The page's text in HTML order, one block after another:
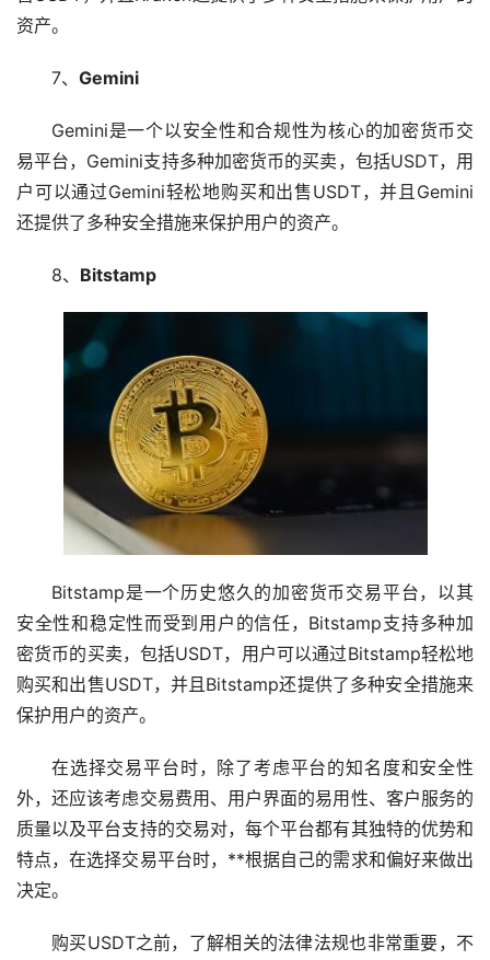
资产。
7、 Gemini
Gemini是一个以安全性和合规性为核心的加密货币交
易平台，Gemini支持多种加密货币的买卖，包括USDT，用
户可以通过Gemini轻松地购买和出售USDT，并且Gemini
还提供了多种安全措施来保护用户的资产。
8、 Bitstamp
Bitstamp是一个历史悠久的加密货币交易平台，以其
安全性和稳定性而受到用户的信任，Bitstamp支持多种加
密货币的买卖，包括USDT，用户可以通过Bitstamp轻松地
购买和出售USDT，并且Bitstamp还提供了多种安全措施来
保护用户的资产。
在选择交易平台时，除了考虑平台的知名度和安全性
外，还应该考虑交易费用、用户界面的易用性、客户服务的
质量以及平台支持的交易对，每个平台都有其独特的优势和
特点，在选择交易平台时，**根据自己的需求和偏好来做出
决定。
购买USDT之前，了解相关的法律法规也非常重要，不